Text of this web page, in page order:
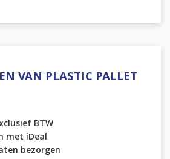
VAN PLASTIC PALLET
BTW
met iDeal
bezorgen